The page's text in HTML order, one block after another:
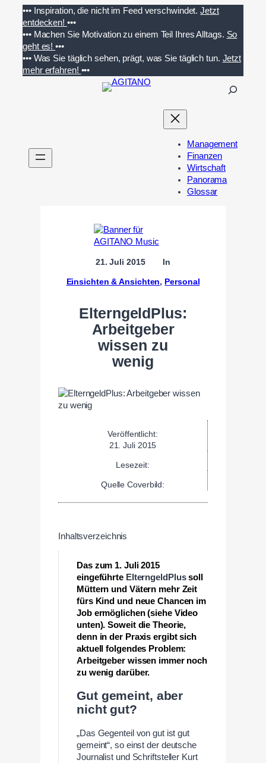
Inhalt
springen
••• Inspiration, die nicht im Feed verschwindet. Jetzt
entdecken! •••
••• Machen Sie Motivation zu einem Teil Ihres Alltags. So
geht es!•••
••• Was Sie täglich sehen, prägt, was Sie täglich tun. Jetzt
mehr erfahren! •••
n
Management
Finanzen
Wirtschaft
Panorama
Glossar
21. Juli 2015 In
Einsichten & Ansichten, Personal
ElterngeldPlus:
Arbeitgeber
wissen zu
wenig
Veröffentlicht:
21. Juli 2015
Lesezeit:
Quelle Coverbild:
Inhaltsverzeichnis
Das zum 1. Juli 2015
eingeführteElterngeldPlussoll
Müttern und Vätern mehr Zeit
fürs Kind und neue Chancen im
Job ermöglichen (siehe Video
unten). Soweit die Theorie,
denn in der Praxis ergibt sich
aktuell folgendes Problem:
Arbeitgeber wissen immer noch
zu wenig darüber.
Gut gemeint, aber
nicht gut?
„Das Gegenteil von gut ist gut
gemeint“, so einst der deutsche
Journalist und Schriftsteller Kurt